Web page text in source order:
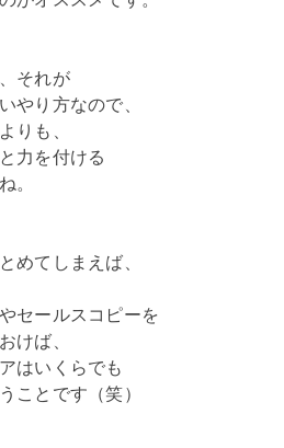
それが
やり方なので、
りも、
力を付ける
。
めてしまえば、
セールスコピーを
けば、
はいくらでも
ことです（笑）